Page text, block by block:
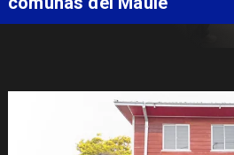
Síndrome de Intestino Corto